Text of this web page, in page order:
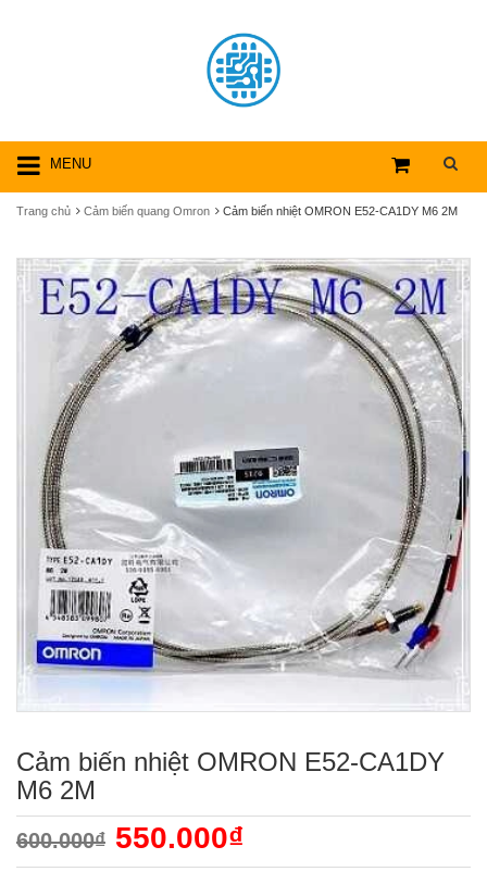
MENU
Trang chủ Cảm biến quang Omron Cảm biến nhiệt OMRON E52-CA1DY M6 2M
Cảm biến nhiệt OMRON E52-CA1DY
M6 2M
600.000₫ 550.000₫